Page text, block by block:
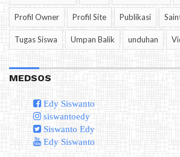
Profil Owner Profil Site Publikasi
Tugas Siswa Umpan Balik unduhan
MEDSOS
Edy Siswanto
siswantoedy
Siswanto Edy
Edy Siswanto